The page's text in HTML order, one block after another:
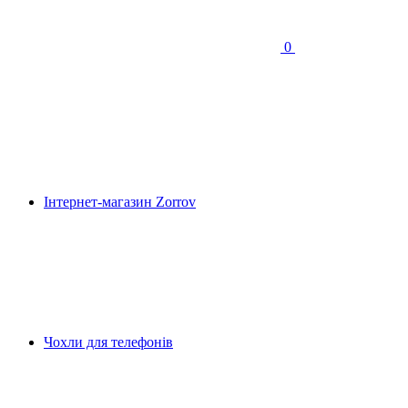
0
Інтернет-магазин Zorrov
Чохли для телефонів